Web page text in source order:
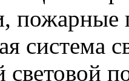
пожарные
система
световой